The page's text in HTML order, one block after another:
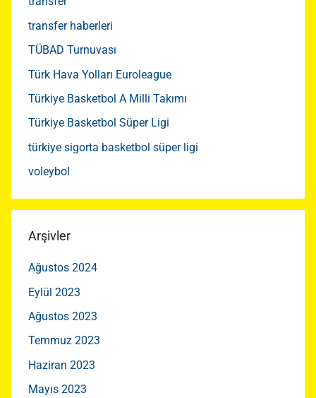
transfer haberleri
TÜBAD Turnuvası
Türk Hava Yolları Euroleague
Türkiye Basketbol A Milli Takımı
Türkiye Basketbol Süper Ligi
türkiye sigorta basketbol süper ligi
voleybol
Arşivler
Ağustos 2024
Eylül 2023
Ağustos 2023
Temmuz 2023
Haziran 2023
Mayıs 2023